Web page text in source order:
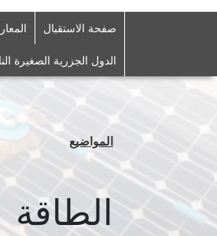
navigation
صفحة الاستقبال
الدول الجزرية الصغيرة
المواضيع
الطاقة